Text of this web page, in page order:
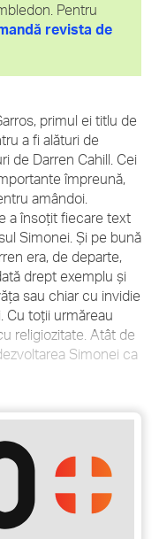
Pentru
revista de
primul ei titlu de
a fi alături de
de Darren Cahill. Cei
împreună,
amândoi.
a însoțit fiecare text
Simonei. Și pe bună
era, de departe,
drept exemplu și
sau chiar cu invidie
Cu toții urmăreau
u religiozitate. Atât de
Simonei ca